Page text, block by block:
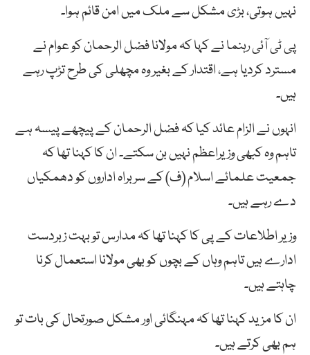
نہیں ہوتی، بڑی مشکل سے ملک میں امن قائم ہوا۔
پی ٹی آئی رہنما نے کہا کہ مولانا فضل الرحمان کو عوام نے
مسترد کردیا ہے، اقتدار کے بغیر وہ مچھلی کی طرح تڑپ رہے
ہیں۔
انہوں نے الزام عائد کیا کہ فضل الرحمان کے پیچھے پیسہ ہے
تاہم وہ کبھی وزیراعظم نہیں بن سکتے۔ ان کا کہنا تھا کہ
جمعیت علمائے اسلام (ف) کے سربراہ اداروں کو دھمکیاں
دے رہے ہیں۔
وزیر اطلاعات کے پی کا کہنا تھا کہ مدارس تو بہت زبردست
ادارے ہیں تاہم وہاں کے بچوں کو بھی مولانا استعمال کرنا
چاہتے ہیں۔
ان کا مزید کہنا تھا کہ مہنگائی اور مشکل صورتحال کی بات تو
ہم بھی کرتے ہیں۔